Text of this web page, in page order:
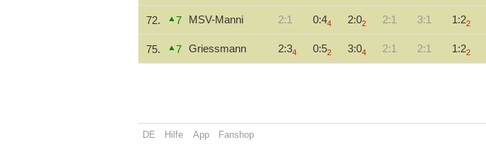
72. 7 MSV-Manni 2:1 0:44 2:02 2:1 3:1 1:22
75. 7 Griessmann 2:34 0:52 3:04 2:1 2:1 1:22
DE Hilfe App Fanshop